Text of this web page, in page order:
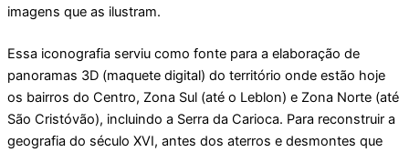
imagens que as ilustram.
Essa iconografia serviu como fonte para a elaboração de
panoramas 3D (maquete digital) do território onde estão hoje
os bairros do Centro, Zona Sul (até o Leblon) e Zona Norte (até
São Cristóvão), incluindo a Serra da Carioca. Para reconstruir a
geografia do século XVI, antes dos aterros e desmontes que